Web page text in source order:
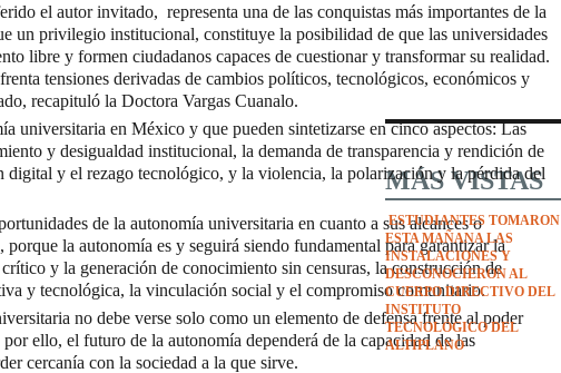
el autor invitado, representa una de las conquistas más importantes de la
un privilegio institucional, constituye la posibilidad de que las universidades
libre y formen ciudadanos capaces de cuestionar y transformar su realidad.
tensiones derivadas de cambios políticos, tecnológicos, económicos y
recapituló la Doctora Vargas Cuanalo.
universitaria en México y que pueden sintetizarse en cinco aspectos: Las
y desigualdad institucional, la demanda de transparencia y rendición de
digital y el rezago tecnológico, y la violencia, la polarización y la pérdida del
de la autonomía universitaria en cuanto a sus alcances o
la autonomía es y seguirá siendo fundamental para garantizar la
y la generación de conocimiento sin censuras, la construcción de
y tecnológica, la vinculación social y el compromiso comunitario.
no debe verse solo como un elemento de defensa frente al poder
ello, el futuro de la autonomía dependerá de la capacidad de las
cercanía con la sociedad a la que sirve.
MÁS VISTAS
ESTUDIANTES TOMARON
ESTA MAÑANA LAS
INSTALACIONES Y
DESCONOCIERON AL
CUERPO DIRECTIVO DEL
INSTITUTO
TECNOLÓGICO DEL
ALTIPLANO